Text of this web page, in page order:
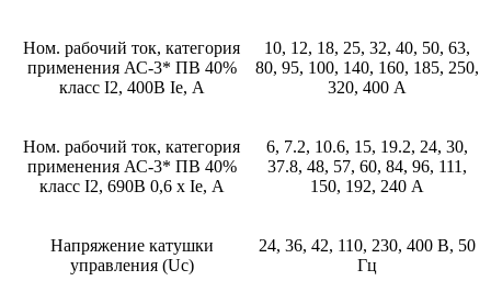
Ном. рабочий ток, категория
применения АС-3* ПВ 40%
класс I2, 400В Ie, А
10, 12, 18, 25, 32, 40, 50, 63,
80, 95, 100, 140, 160, 185, 250,
320, 400 А
Ном. рабочий ток, категория
применения АС-3* ПВ 40%
класс I2, 690В 0,6 х Ie, А
6, 7.2, 10.6, 15, 19.2, 24, 30,
37.8, 48, 57, 60, 84, 96, 111,
150, 192, 240 А
Напряжение катушки
управления (Uc)
24, 36, 42, 110, 230, 400 В, 50
Гц